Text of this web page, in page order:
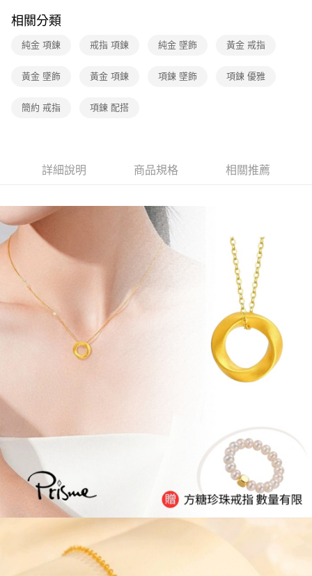
相關分類
純金 項鍊 戒指 項鍊 純金 墜飾 黃金 戒指
黃金 墜飾 黃金 項鍊 項鍊 墜飾 項鍊 優雅
簡約 戒指 項鍊 配搭
詳細說明 商品規格 相關推薦